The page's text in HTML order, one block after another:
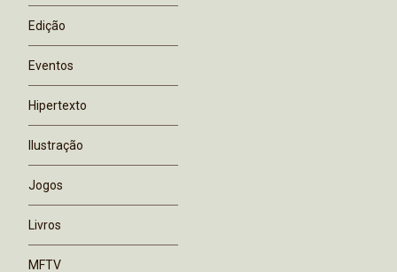
Edição
Eventos
Hipertexto
Ilustração
Jogos
Livros
MFTV